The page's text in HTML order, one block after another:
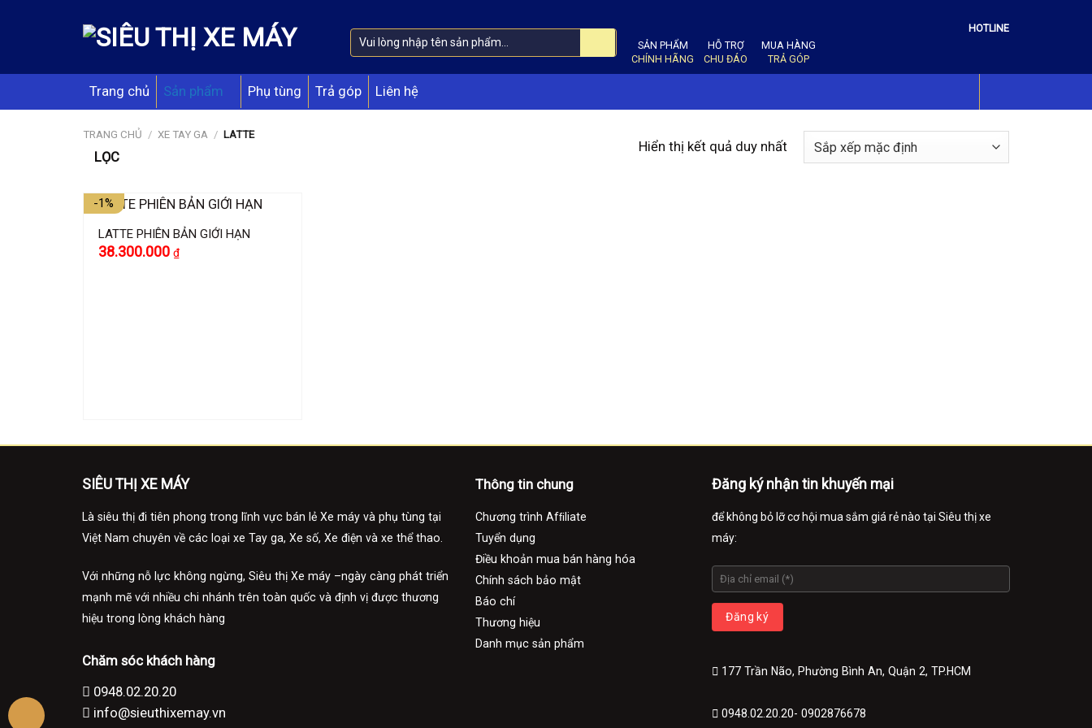
SẢN PHẨM
CHÍNH HÃNG
HỖ TRỢ
CHU ĐÁO
MUA HÀNG
TRẢ GÓP
HOTLINE
Trang chủ Sản phẩm Phụ tùng Trả góp Liên hệ
TRANG CHỦ / XE TAY GA / LATTE
LỌC
Hiển thị kết quả duy nhất
-1%
LATTE PHIÊN BẢN GIỚI HẠN
Giá
38.300.000 ₫Giá
SIÊU THỊ XE MÁY
Là siêu thị đi tiên phong trong lĩnh vực bán lẻ Xe máy và phụ tùng tại
Việt Nam chuyên về các loại xe Tay ga, Xe số, Xe điện và xe thể thao.
Với những nỗ lực không ngừng, Siêu thị Xe máy –ngày càng phát triển
mạnh mẽ với nhiều chi nhánh trên toàn quốc và định vị được thương
hiệu trong lòng khách hàng
Chăm sóc khách hàng
0948.02.20.20
info@sieuthixemay.vn
Thông tin chung
Chương trình Afﬁliate
Tuyển dụng
Điều khoản mua bán hàng hóa
Chính sách bảo mật
Báo chí
Thương hiệu
Danh mục sản phẩm
Đăng ký nhận tin khuyến mại
để không bỏ lỡ cơ hội mua sắm giá rẻ nào tại Siêu thị xe
máy:
177 Trần Não, Phường Bình An, Quận 2, TP.HCM
0948.02.20.20- 0902876678